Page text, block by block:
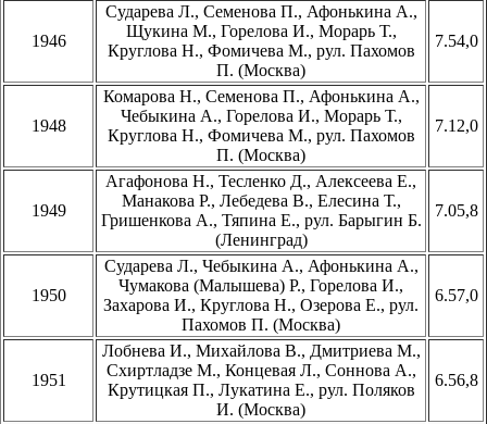
1946
Сударева Л., Семенова П., Афонькина А.,
Щукина М., Горелова И., Морарь Т.,
Круглова Н., Фомичева М., рул. Пахомов
П. (Москва)
7.54,0
1948
Комарова Н., Семенова П., Афонькина А.,
Чебыкина А., Горелова И., Морарь Т.,
Круглова Н., Фомичева М., рул. Пахомов
П. (Москва)
7.12,0
1949
Агафонова Н., Тесленко Д., Алексеева Е.,
Манакова Р., Лебедева В., Елесина Т.,
Гришенкова А., Тяпина Е., рул. Барыгин Б.
(Ленинград)
7.05,8
1950
Сударева Л., Чебыкина А., Афонькина А.,
Чумакова (Малышева) Р., Горелова И.,
Захарова И., Круглова Н., Озерова Е., рул.
Пахомов П. (Москва)
6.57,0
1951
Лобнева И., Михайлова В., Дмитриева М.,
Схиртладзе М., Концевая Л., Соннова А.,
Крутицкая П., Лукатина Е., рул. Поляков
И. (Москва)
6.56,8